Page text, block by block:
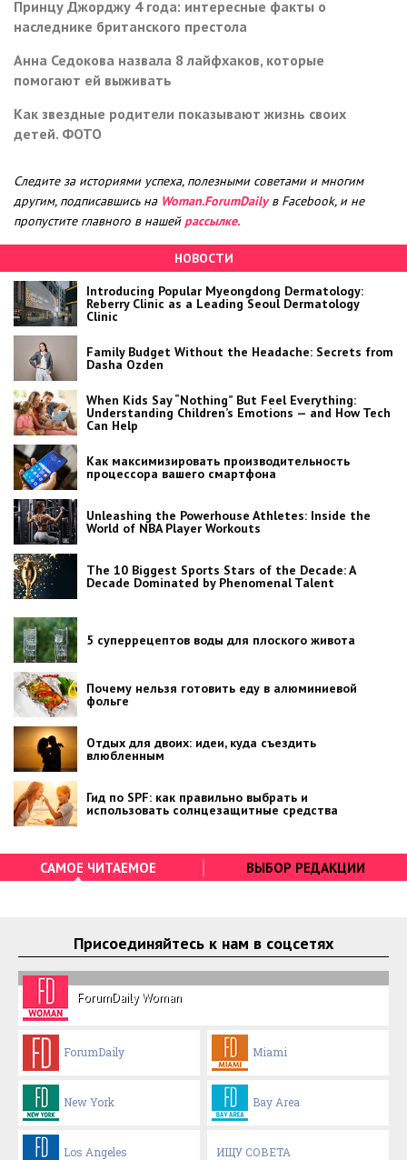
Принцу Джорджу 4 года: интересные факты о
наследнике британского престола
Анна Седокова назвала 8 лайфхаков, которые
помогают ей выживать
Как звездные родители показывают жизнь своих
детей. ФОТО
Следите за историями успеха, полезными советами и многим
другим, подписавшись на Woman.ForumDailyв Facebook, и не
пропустите главного в нашей рассылке.
НОВОСТИ
Introducing Popular Myeongdong Dermatology:
Reberry Clinic as a Leading Seoul Dermatology
Clinic
Family Budget Without the Headache: Secrets from
Dasha Ozden
When Kids Say “Nothing” But Feel Everything:
Understanding Children’s Emotions — and How Tech
Can Help
Как максимизировать производительность
процессора вашего смартфона
Unleashing the Powerhouse Athletes: Inside the
World of NBA Player Workouts
The 10 Biggest Sports Stars of the Decade: A
Decade Dominated by Phenomenal Talent
5 суперрецептов воды для плоского живота
Почему нельзя готовить еду в алюминиевой
фольге
Отдых для двоих: идеи, куда съездить
влюбленным
Гид по SPF: как правильно выбрать и
использовать солнцезащитные средства
САМОЕ ЧИТАЕМОЕ ВЫБОР РЕДАКЦИИ
Присоединяйтесь к нам в соцсетях
ForumDaily Woman
ForumDaily Miami
New York Bay Area
Los Angeles ИЩУ СОВЕТА